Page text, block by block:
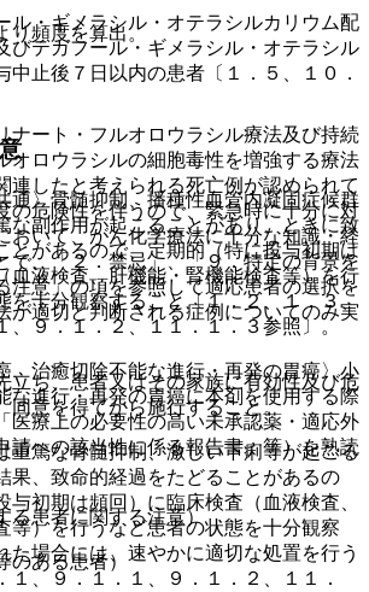
・ギメラシル・オテラシルカリウム配
びテガフール・ギメラシル・オテラシル
中止後７日以内の患者〔１．５、１０．
〉骨髄抑制、播種性血管内凝固症候群
な副作用が起こることがあり、ときに致
とがあるので、定期的（特に投与初期は
血液検査、肝機能・腎機能検査等）を行
を十分観察すること〔１．２、１．３、
、９．１．２、１１．１．３参照〕。
治癒切除不能な進行・再発の胃癌〉小
な進行・再発の胃癌に本剤を使用する際
医療上の必要性の高い未承認薬・適応外
への該当性に係る報告書」等）を熟読
る患者に関する注意）
のある患者）
り頻度を算出。
ート・フルオロウラシル療法及び持続
オロウラシルの細胞毒性を増強する療法
連したと考えられる死亡例が認められて
の危険性を伴うので、緊急時に十分に対
おいて、がん化学療法に十分な知識・経
で、「２．禁忌」、「９．特定の背景を
注意」の項を参照して適応患者の選択を
が適切と判断される症例についてのみ実
立ち、患者又はその家族に有効性及び危
同意を得てから施行すること。
篤な骨髄抑制、激しい下痢等が起こる
果、致命的経過をたどることがあるの
与初期は頻回）に臨床検査（血液検査、
等）を行うなど患者の状態を十分観察
た場合には、速やかに適切な処置を行う
１、９．１．１、９．１．２、１１．